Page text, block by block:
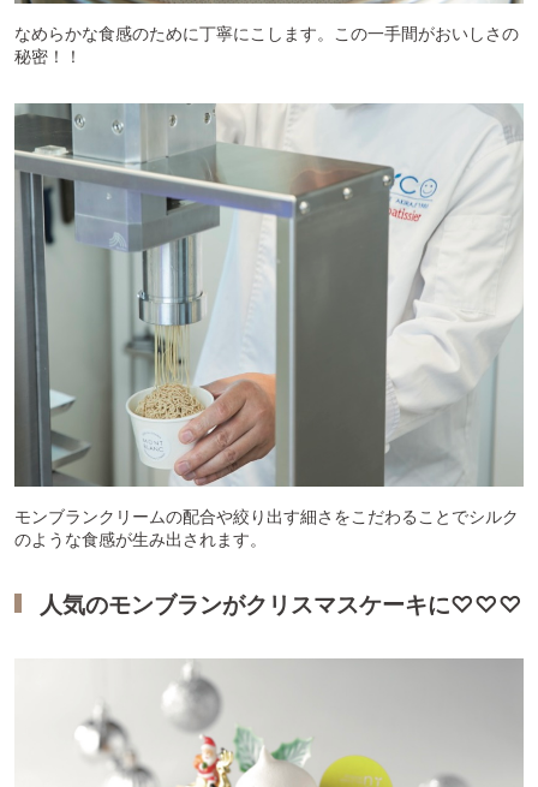
なめらかな食感のために丁寧にこします。この一手間がおいしさの
秘密！！
モンブランクリームの配合や絞り出す細さをこだわることでシルク
のような食感が生み出されます。
人気のモンブランがクリスマスケーキに♡♡♡